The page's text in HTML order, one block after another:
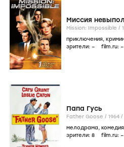
Миссия
Mission: Impossible /
приключения,
зрители: – film.ru: –
Папа Гусь
Father Goose / 1964 /
мелодрама, комедия
зрители: 8 film.ru: –